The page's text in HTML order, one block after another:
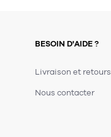
BESOIN D'AIDE ?
Livraison et retours
Nous contacter